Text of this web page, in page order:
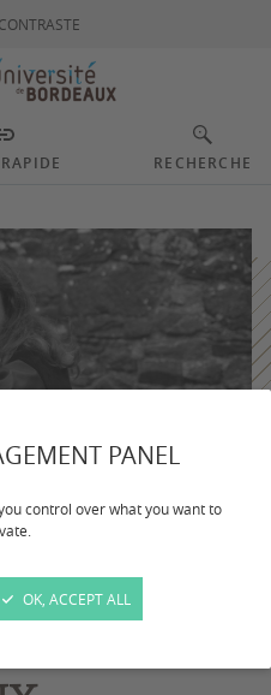
PANEL
control over what you want to
OK, ACCEPT ALL
CONTRASTE
RECHERCHE
-